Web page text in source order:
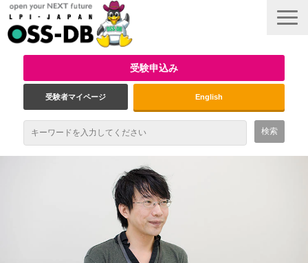
受験申込み
受験者マイページ English
最新情報
試験概要
資格取得のメリット
受験対策